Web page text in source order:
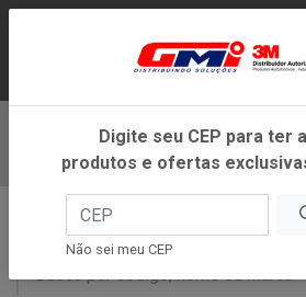
ATENDIMENTO DENTRO
MINAS GERAIS.
Digite seu CEP para ter
produtos e ofertas
Não sei meu CEP